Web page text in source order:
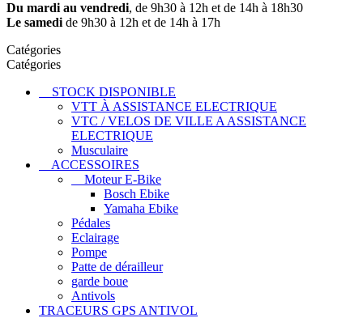
Du mardi au vendredi, de 9h30 à 12h et de 14h à 18h30
Le samedi de 9h30 à 12h et de 14h à 17h
Catégories
Catégories
STOCK DISPONIBLE
VTT À ASSISTANCE ELECTRIQUE
VTC / VELOS DE VILLE A ASSISTANCE
ELECTRIQUE
Musculaire
ACCESSOIRES
Moteur E-Bike
Bosch Ebike
Yamaha Ebike
Pédales
Eclairage
Pompe
Patte de dérailleur
garde boue
Antivols
TRACEURS GPS ANTIVOL